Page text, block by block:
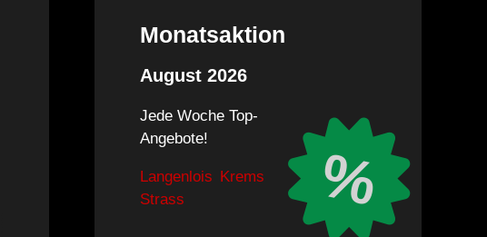
%
Monatsaktion
August 2026
Jede Woche Top-
Angebote!
Langenlois Krems
Strass